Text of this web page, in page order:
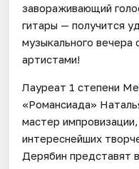
завораживающий
гитары — получится
музыкального
артистами!
Лауреат 1 степени
«Романсиада»
мастер
интереснейших
Дерябин представят